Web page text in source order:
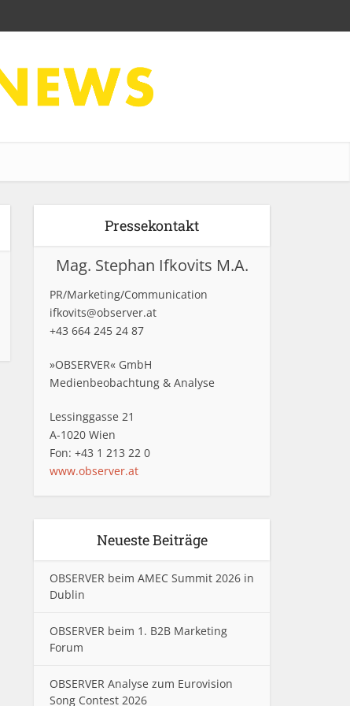
Pressekontakt
Mag. Stephan Ifkovits M.A.
PR/Marketing/Communication
ifkovits@observer.at
+43 664 245 24 87
»OBSERVER« GmbH
Medienbeobachtung & Analyse
Lessinggasse 21
A-1020 Wien
Fon: +43 1 213 22 0
www.observer.at
Neueste Beiträge
OBSERVER beim AMEC Summit 2026 in
Dublin
OBSERVER beim 1. B2B Marketing
Forum
OBSERVER Analyse zum Eurovision
Song Contest 2026